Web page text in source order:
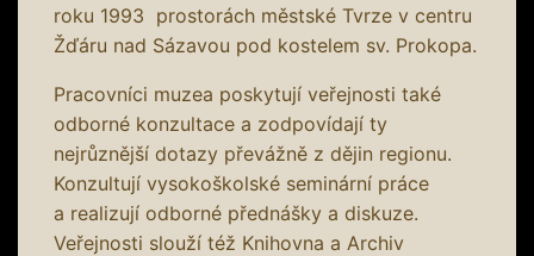
roku 1993 prostorách městské Tvrze v centru
Žďáru nad Sázavou pod kostelem sv. Prokopa.
Pracovníci muzea poskytují veřejnosti také
odborné konzultace a zodpovídají ty
nejrůznější dotazy převážně z dějin regionu.
Konzultují vysokoškolské seminární práce
a realizují odborné přednášky a diskuze.
Veřejnosti slouží též Knihovna a Archiv